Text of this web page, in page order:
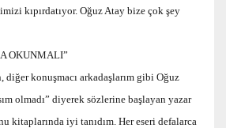
kıpırdatıyor. Oğuz Atay bize çok şey
OKUNMALI”
konuşmacı arkadaşlarım gibi Oğuz
olmadı” diyerek sözlerine başlayan yazar
kitaplarında iyi tanıdım. Her eseri defalarca